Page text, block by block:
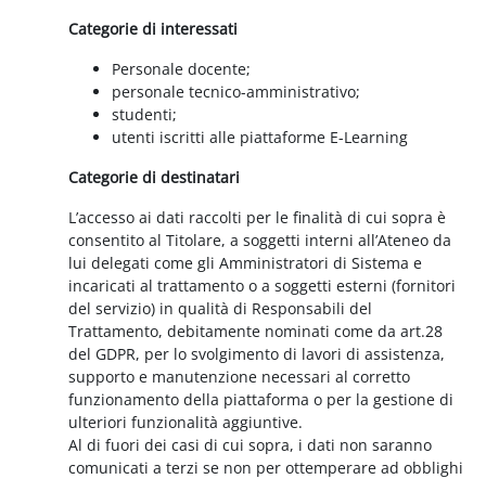
Categorie di interessati
Personale docente;
personale tecnico-amministrativo;
studenti;
utenti iscritti alle piattaforme E-Learning
Categorie di destinatari
L’accesso ai dati raccolti per le finalità di cui sopra è
consentito al Titolare, a soggetti interni all’Ateneo da
lui delegati come gli Amministratori di Sistema e
incaricati al trattamento o a soggetti esterni (fornitori
del servizio) in qualità di Responsabili del
Trattamento, debitamente nominati come da art.28
del GDPR, per lo svolgimento di lavori di assistenza,
supporto e manutenzione necessari al corretto
funzionamento della piattaforma o per la gestione di
ulteriori funzionalità aggiuntive.
Al di fuori dei casi di cui sopra, i dati non saranno
comunicati a terzi se non per ottemperare ad obblighi